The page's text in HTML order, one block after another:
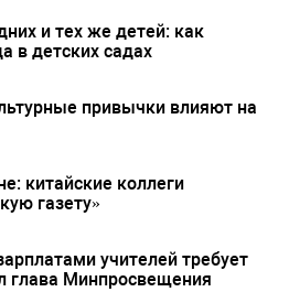
и тех же детей: как
в детских садах
привычки влияют на
китайские коллеги
газету»
учителей требует
глава Минпросвещения